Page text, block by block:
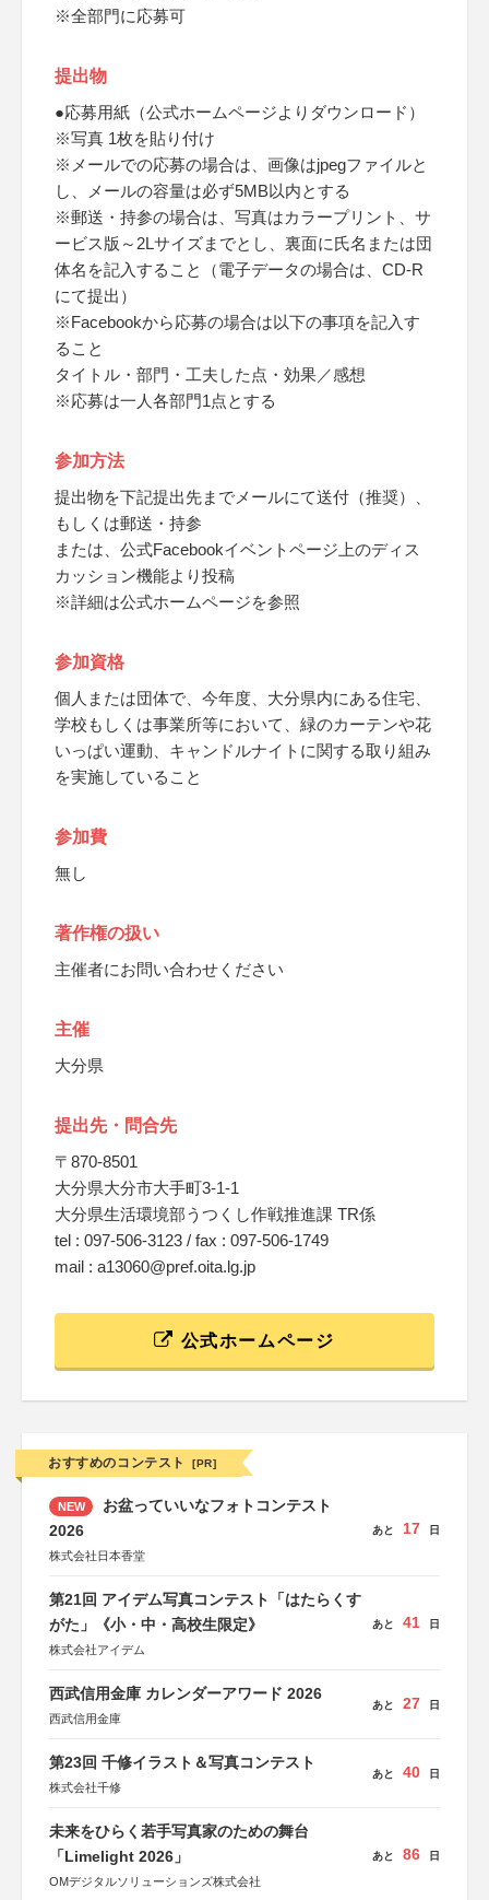
※全部門に応募可
提出物
●応募用紙（公式ホームページよりダウンロード）
※写真 1枚を貼り付け
※メールでの応募の場合は、画像はjpegファイルと
し、メールの容量は必ず5MB以内とする
※郵送・持参の場合は、写真はカラープリント、サ
ービス版～2Lサイズまでとし、裏面に氏名または団
体名を記入すること（電子データの場合は、CD-R
にて提出）
※Facebookから応募の場合は以下の事項を記入す
ること
タイトル・部門・工夫した点・効果／感想
※応募は一人各部門1点とする
参加方法
提出物を下記提出先までメールにて送付（推奨）、
もしくは郵送・持参
または、公式Facebookイベントページ上のディス
カッション機能より投稿
※詳細は公式ホームページを参照
参加資格
個人または団体で、今年度、大分県内にある住宅、
学校もしくは事業所等において、緑のカーテンや花
いっぱい運動、キャンドルナイトに関する取り組み
を実施していること
参加費
無し
著作権の扱い
主催者にお問い合わせください
主催
大分県
提出先・問合先
〒870-8501
大分県大分市大手町3-1-1
大分県生活環境部うつくし作戦推進課 TR係
tel : 097-506-3123 / fax : 097-506-1749
mail : a13060@pref.oita.lg.jp
公式ホームページ
おすすめのコンテスト [PR]
NEW
お盆っていいなフォトコンテスト
2026
株式会社日本香堂
あと 17 日
第21回 アイデム写真コンテスト「はたらくす
がた」《小・中・高校生限定》
株式会社アイデム
あと 41 日
西武信用金庫 カレンダーアワード 2026
西武信用金庫
あと 27 日
第23回 千修イラスト＆写真コンテスト
株式会社千修
あと 40 日
未来をひらく若手写真家のための舞台
「Limelight 2026」
OMデジタルソリューションズ株式会社
あと 86 日